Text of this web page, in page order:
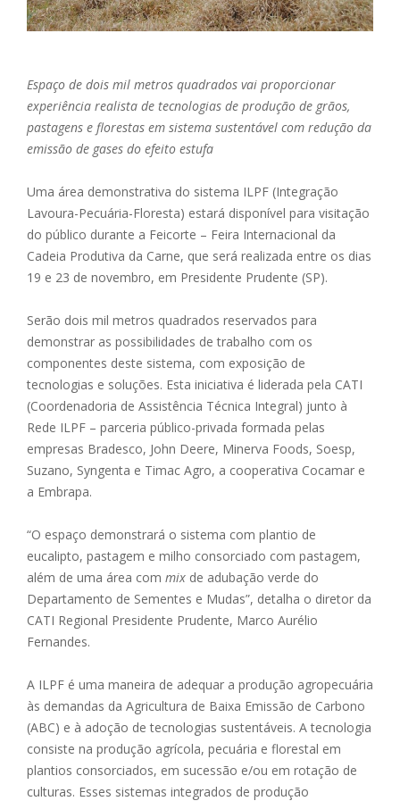
Espaço de dois mil metros quadrados vai proporcionar
experiência realista de tecnologias de produção de grãos,
pastagens e florestas em sistema sustentável com redução da
emissão de gases do efeito estufa
Uma área demonstrativa do sistema ILPF (Integração
Lavoura-Pecuária-Floresta) estará disponível para visitação
do público durante a Feicorte – Feira Internacional da
Cadeia Produtiva da Carne, que será realizada entre os dias
19 e 23 de novembro, em Presidente Prudente (SP).
Serão dois mil metros quadrados reservados para
demonstrar as possibilidades de trabalho com os
componentes deste sistema, com exposição de
tecnologias e soluções. Esta iniciativa é liderada pela CATI
(Coordenadoria de Assistência Técnica Integral) junto à
Rede ILPF – parceria público-privada formada pelas
empresas Bradesco, John Deere, Minerva Foods, Soesp,
Suzano, Syngenta e Timac Agro, a cooperativa Cocamar e
a Embrapa.
“O espaço demonstrará o sistema com plantio de
eucalipto, pastagem e milho consorciado com pastagem,
além de uma área com mix de adubação verde do
Departamento de Sementes e Mudas”, detalha o diretor da
CATI Regional Presidente Prudente, Marco Aurélio
Fernandes.
A ILPF é uma maneira de adequar a produção agropecuária
às demandas da Agricultura de Baixa Emissão de Carbono
(ABC) e à adoção de tecnologias sustentáveis. A tecnologia
consiste na produção agrícola, pecuária e florestal em
plantios consorciados, em sucessão e/ou em rotação de
culturas. Esses sistemas integrados de produção